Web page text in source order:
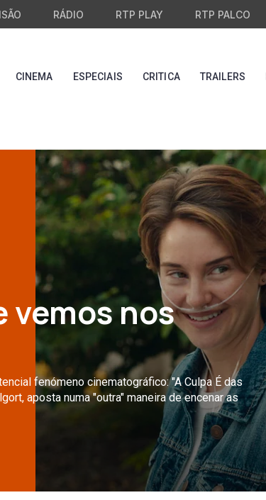
RÁDIO RTP PLAY RTP PALCO
CINEMA ESPECIAIS CRITICA TRAILERS
vemos nos
fenómeno cinematográfico: "A Culpa É das
aposta numa "outra" maneira de encenar as